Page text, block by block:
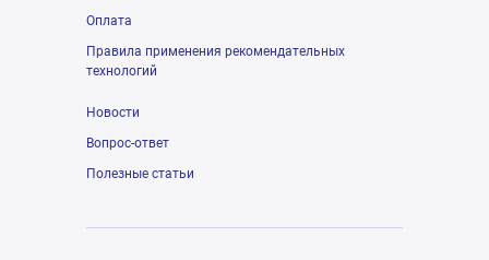
Оплата
Правила применения рекомендательных
технологий
Новости
Вопрос-ответ
Полезные статьи